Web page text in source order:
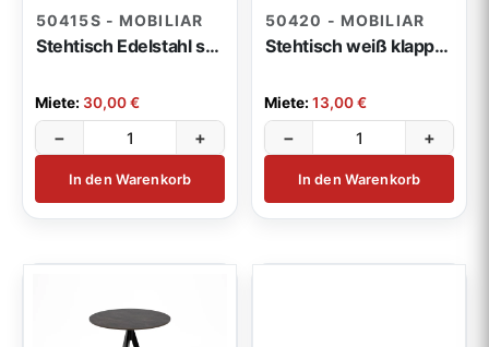
50415S - MOBILIAR
Stehtisch Edelstahl schwarz flach 80x80x110cm
Miete: 30,00 €
− +
In den Warenkorb
50420 - MOBILIAR
Stehtisch weiß klappb 4-fuß 80cm
Miete:13,00 €
− +
In den Warenkorb